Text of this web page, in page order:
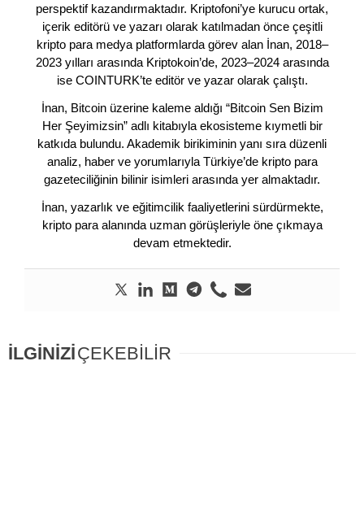
perspektif kazandırmaktadır. Kriptofoni’ye kurucu ortak,
içerik editörü ve yazarı olarak katılmadan önce çeşitli
kripto para medya platformlarda görev alan İnan, 2018–
2023 yılları arasında Kriptokoin’de, 2023–2024 arasında
ise COINTURK’te editör ve yazar olarak çalıştı.
İnan, Bitcoin üzerine kaleme aldığı “Bitcoin Sen Bizim
Her Şeyimizsin” adlı kitabıyla ekosisteme kıymetli bir
katkıda bulundu. Akademik birikiminin yanı sıra düzenli
analiz, haber ve yorumlarıyla Türkiye’de kripto para
gazeteciliğinin bilinir isimleri arasında yer almaktadır.
İnan, yazarlık ve eğitimcilik faaliyetlerini sürdürmekte,
kripto para alanında uzman görüşleriyle öne çıkmaya
devam etmektedir.
İLGİNİZİÇEKEBİLİR